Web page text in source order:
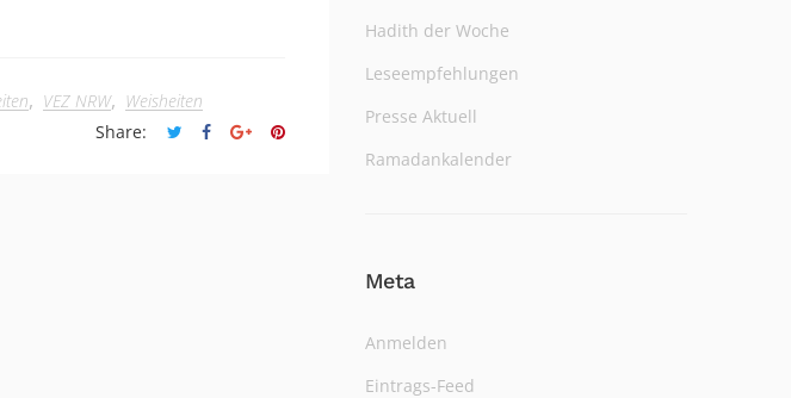
, VEZ NRW, Weisheiten
Share:
Hadith der Woche
Leseempfehlungen
Presse Aktuell
Ramadankalender
Meta
Anmelden
Eintrags-Feed